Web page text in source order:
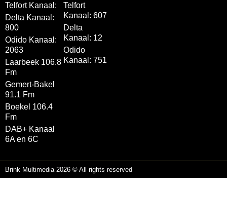
Telfort Kanaal:
Delta Kanaal:
800
Odido Kanaal:
2063
Laarbeek 106.8
Fm
Gemert-Bakel
91.1 Fm
Boekel 106.4
Fm
DAB+ Kanaal
6A en 6C
Telfort
Kanaal: 607
Delta
Kanaal: 12
Odido
Kanaal: 751
Brink Multimedia 2026 © All rights reserved